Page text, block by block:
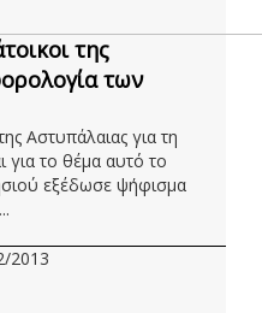
της
των
Αστυπάλαιας για τη
για το θέμα αυτό το
εξέδωσε ψήφισμα
2013